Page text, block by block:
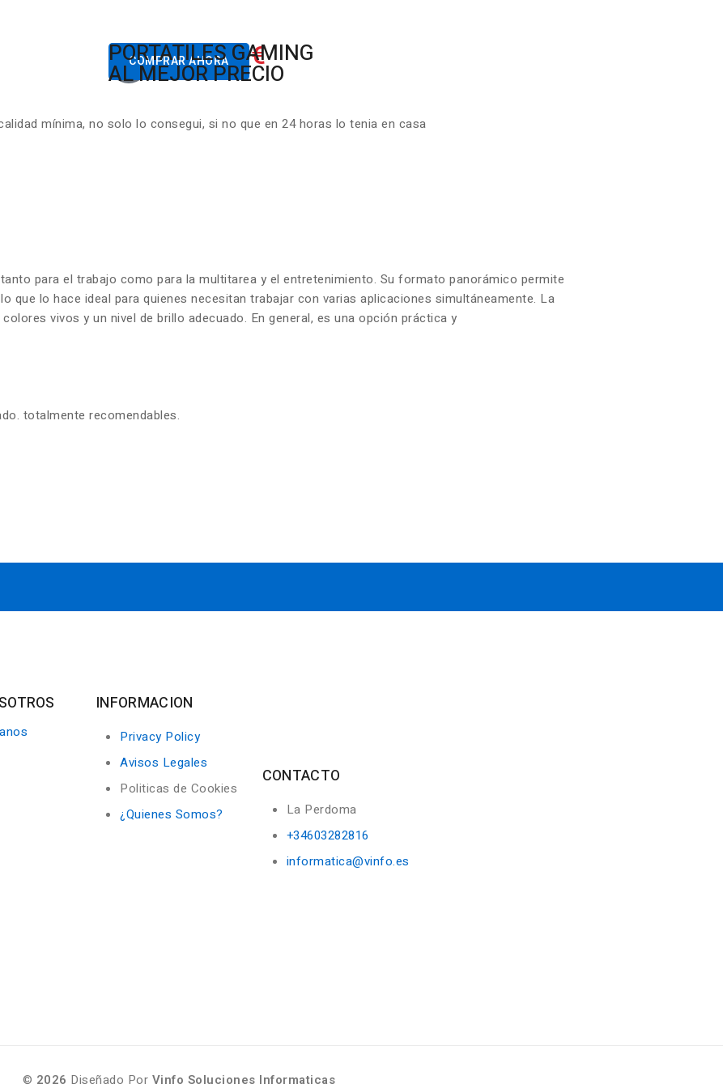
Desde822.00€
COMPRAR AHORA
PORTATILES GAMING
AL MEJOR PRECIO
mínima, no solo lo consegui, si no que en 24 horas lo tenia en casa
para el trabajo como para la multitarea y el entretenimiento. Su formato panorámico permite
que lo hace ideal para quienes necesitan trabajar con varias aplicaciones simultáneamente. La
vivos y un nivel de brillo adecuado. En general, es una opción práctica y
totalmente recomendables.
INFORMACION
Privacy Policy
Avisos Legales
Politicas de Cookies
¿Quienes Somos?
CONTACTO
La Perdoma
+34603282816
informatica@vinfo.es
© 2026 Diseñado Por Vinfo Soluciones Informaticas